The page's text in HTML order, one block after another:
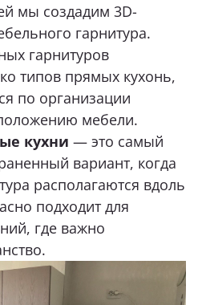
мы создадим 3D-
гарнитура.
гарнитуров
типов прямых кухонь,
по организации
мебели.
кухни — это самый
вариант, когда
располагаются вдоль
подходит для
где важно